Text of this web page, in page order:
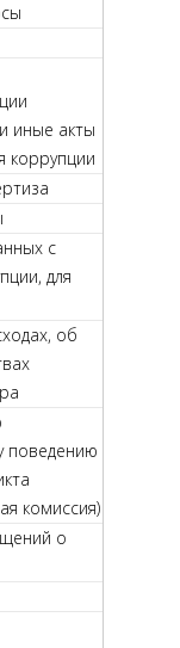
иные акты
коррупции
с
для
об
поведению
комиссия)
о